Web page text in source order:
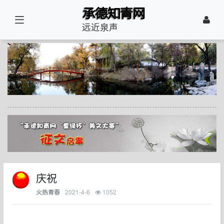
远近泉声
庆祝
火热青春 2021-4-6 1052